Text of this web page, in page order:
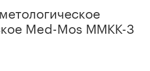
Med-Mos ММКК-3